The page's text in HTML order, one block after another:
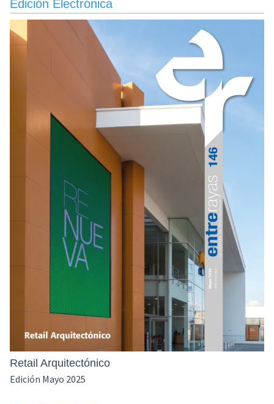
Edición Electrónica
Retail Arquitectónico
Edición Mayo 2025